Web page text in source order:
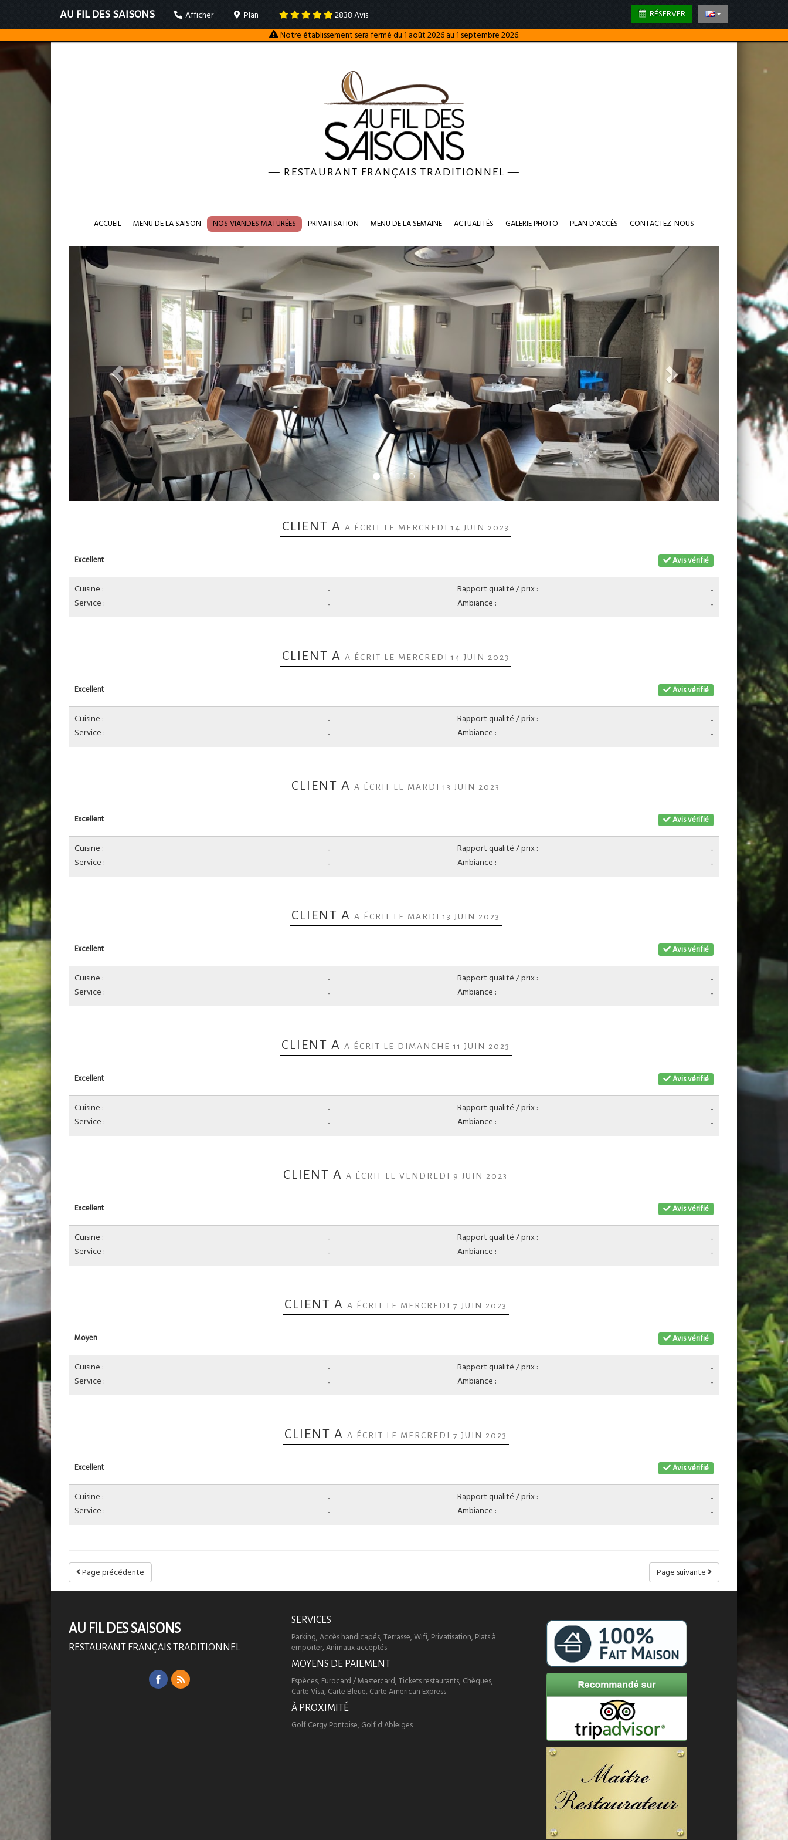
RÉSERVER
AU FIL DES SAISONS Afficher Plan 2838 Avis
Notre établissement sera fermé du 1 août 2026 au 1 septembre 2026.
— RESTAURANT FRANÇAIS TRADITIONNEL—
ACCUEIL MENU DE LA SAISON NOS VIANDES MATURÉES PRIVATISATION MENU DE LA SEMAINE ACTUALITÉS GALERIE PHOTO PLAN D'ACCÈS CONTACTEZ-NOUS
CLIENT A A ÉCRIT LE MERCREDI 14 JUIN 2023
Avis vérifié
Excellent
-
Cuisine : -
Rapport qualité / prix :
-
Service : -
Ambiance :
CLIENT A A ÉCRIT LE MERCREDI 14 JUIN 2023
Avis vérifié
Excellent
-
Cuisine : -
Rapport qualité / prix :
-
Service : -
Ambiance :
CLIENT A A ÉCRIT LE MARDI 13 JUIN 2023
Avis vérifié
Excellent
-
Cuisine : -
Rapport qualité / prix :
-
Service : -
Ambiance :
CLIENT A A ÉCRIT LE MARDI 13 JUIN 2023
Avis vérifié
Excellent
-
Cuisine : -
Rapport qualité / prix :
-
Service : -
Ambiance :
CLIENT A A ÉCRIT LE DIMANCHE 11 JUIN 2023
Avis vérifié
Excellent
-
Cuisine : -
Rapport qualité / prix :
-
Service : -
Ambiance :
CLIENT A A ÉCRIT LE VENDREDI 9 JUIN 2023
Avis vérifié
Excellent
-
Cuisine : -
Rapport qualité / prix :
-
Service : -
Ambiance :
CLIENT A A ÉCRIT LE MERCREDI 7 JUIN 2023
Avis vérifié
Moyen
-
Cuisine : -
Rapport qualité / prix :
-
Service : -
Ambiance :
CLIENT A A ÉCRIT LE MERCREDI 7 JUIN 2023
Avis vérifié
Excellent
-
Cuisine : -
Rapport qualité / prix :
-
Service : -
Ambiance :
Page suivante
Page précédente
AU FIL DES SAISONS
RESTAURANT FRANÇAIS TRADITIONNEL
SERVICES
Parking, Accès handicapés, Terrasse, Wifi, Privatisation, Plats à
emporter, Animaux acceptés
MOYENS DE PAIEMENT
Espèces, Eurocard / Mastercard, Tickets restaurants, Chèques,
Carte Visa, Carte Bleue, Carte American Express
À PROXIMITÉ
Golf Cergy Pontoise, Golf d'Ableiges